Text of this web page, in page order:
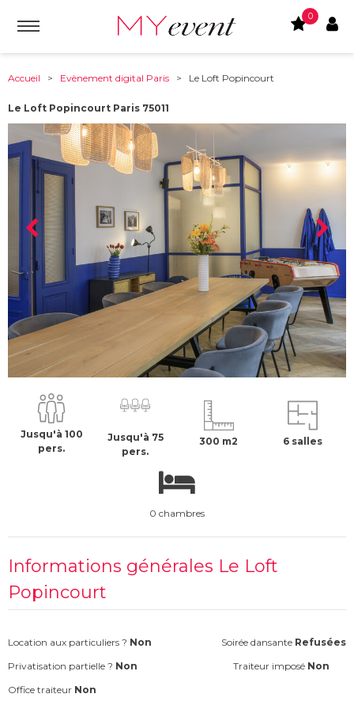
0
Accueil > Evènement digital Paris > Le Loft Popincourt
Le Loft Popincourt Paris 75011
75011 Paris À partir de :
3000 €H.T
Jusqu'à 100
pers.
Jusqu'à 75
pers.
300 m2 6 salles
0 chambres
Informations générales Le Loft
Popincourt
Location aux particuliers ? Non Soirée dansante Refusées
Privatisation partielle ? Non Traiteur imposé Non
Office traiteur Non